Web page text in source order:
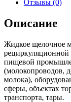
Отзывы (0)
Описание
Жидкое щелочное
рециркуляционной
пищевой
(молокопроводов,
молока),
сферы, объектах
транспорта, тары.